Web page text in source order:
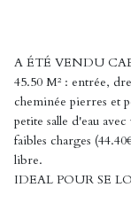
A ÉTÉ VENDU
45.50 M² : entrée,
cheminée pierres et
petite salle d'eau
faibles charges
libre.
IDEAL POUR SE